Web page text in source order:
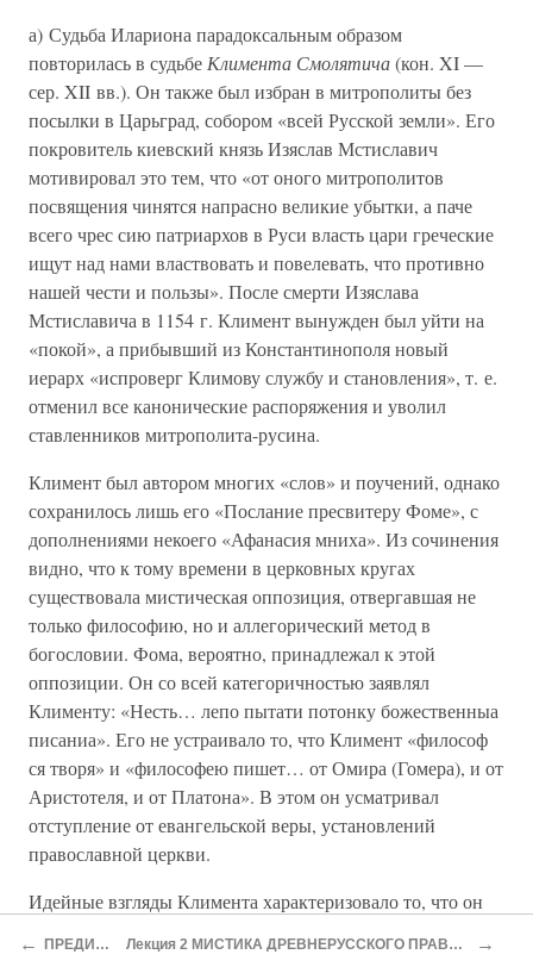
а) Судьба Илариона парадоксальным образом
повторилась в судьбе Климента Смолятича(кон. XI —
сер. XII вв.). Он также был избран в митрополиты без
посылки в Царьград, собором «всей Русской земли». Его
покровитель киевский князь Изяслав Мстиславич
мотивировал это тем, что «от оного митрополитов
посвящения чинятся напрасно великие убытки, а паче
всего чрес сию патриархов в Руси власть цари греческие
ищут над нами властвовать и повелевать, что противно
нашей чести и пользы». После смерти Изяслава
Мстиславича в 1154 г. Климент вынужден был уйти на
«покой», а прибывший из Константинополя новый
иерарх «испроверг Климову службу и становления», т. е.
отменил все канонические распоряжения и уволил
ставленников митрополита-русина.
Климент был автором многих «слов» и поучений, однако
сохранилось лишь его «Послание пресвитеру Фоме», с
дополнениями некоего «Афанасия мниха». Из сочинения
видно, что к тому времени в церковных кругах
существовала мистическая оппозиция, отвергавшая не
только философию, но и аллегорический метод в
богословии. Фома, вероятно, принадлежал к этой
оппозиции. Он со всей категоричностью заявлял
Клименту: «Несть… лепо пытати потонку божественныа
писаниа». Его не устраивало то, что Климент «философ
ся творя» и «философею пишет… от Омира (Гомера), и от
Аристотеля, и от Платона». В этом он усматривал
отступление от евангельской веры, установлений
православной церкви.
Идейные взгляды Климента характеризовало то, что он
«приточный». Первый вытекает из веры и доступен
← ПРЕДИСЛОВИЕ Лекция 2 МИСТИКА ДРЕВНЕРУССКОГО ПРАВОСЛАВИЯ. НЕСТЯЖАТЕЛЬСТВО →